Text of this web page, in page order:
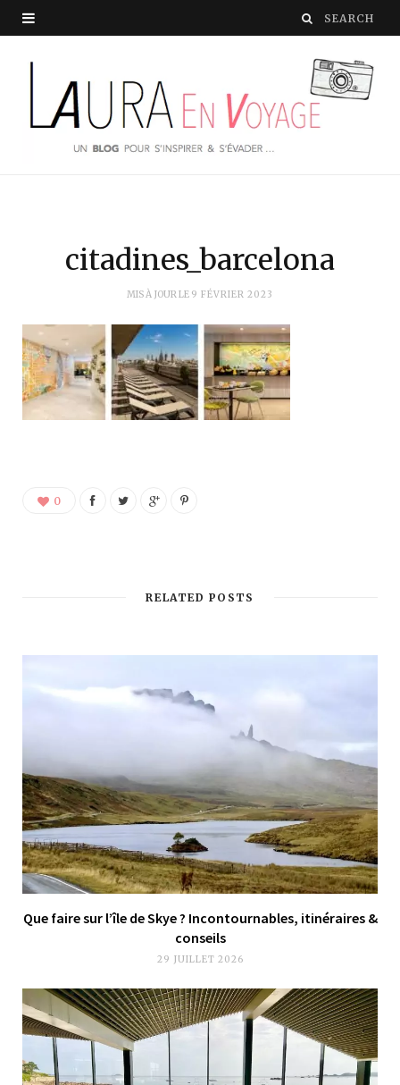
citadines_barcelona
MIS À JOUR LE 9 FÉVRIER 2023
0
RELATED POSTS
Que faire sur l’île de Skye ? Incontournables, itinéraires &
conseils
29 JUILLET 2026